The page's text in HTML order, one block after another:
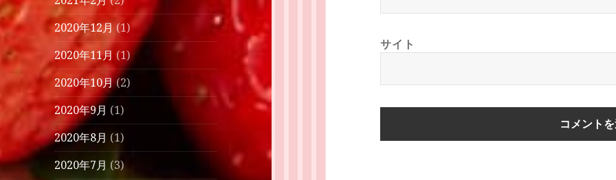
2020年12月(1)
2020年11月 (1)
2020年10月(2)
2020年9月 (1)
2020年8月 (1)
2020年7月 (3)
サイト